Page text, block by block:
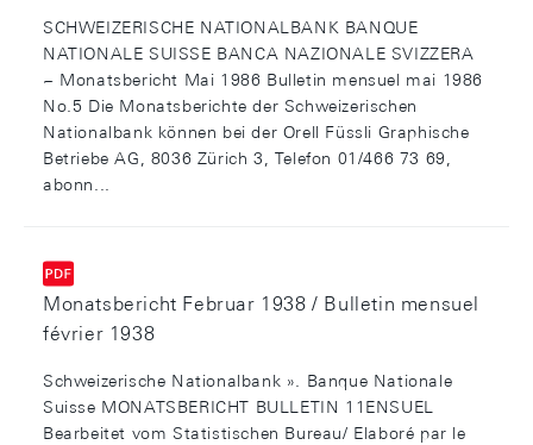
SCHWEIZERISCHE NATIONALBANK BANQUE
NATIONALE SUISSE BANCA NAZIONALE SVIZZERA
~ Monatsbericht Mai 1986 Bulletin mensuel mai 1986
No.5 Die Monatsberichte der Schweizerischen
Nationalbank können bei der Orell Füssli Graphische
Betriebe AG, 8036 Zürich 3, Telefon 01/466 73 69,
abonn...
Monatsbericht Februar 1938 / Bulletin mensuel
février 1938
Schweizerische Nationalbank ». Banque Nationale
Suisse MONATSBERICHT BULLETIN 11ENSUEL
Bearbeitet vom Statistischen Bureau/ Elaboré par le